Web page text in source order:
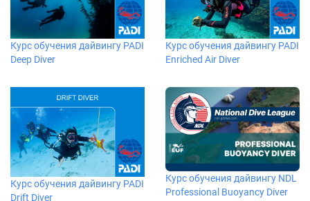
Курс обучения дайвингу PADI
Deep Diver
Курс обучения дайвингу PADI
Enriched Air Diver
Курс обучения дайвингу PADI
Drift Diver
Курс обучения дайвингу NDL
Professional Buoyancy Diver